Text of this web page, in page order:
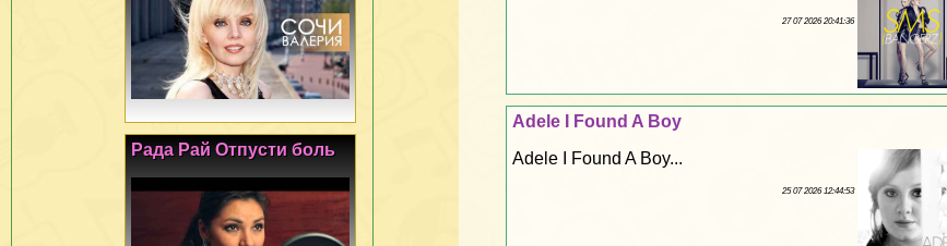
27 07 2026 20:41:36
Adele I Found A Boy
Adele I Found A Boy...
25 07 2026 12:44:53
Рада Рай Отпусти боль